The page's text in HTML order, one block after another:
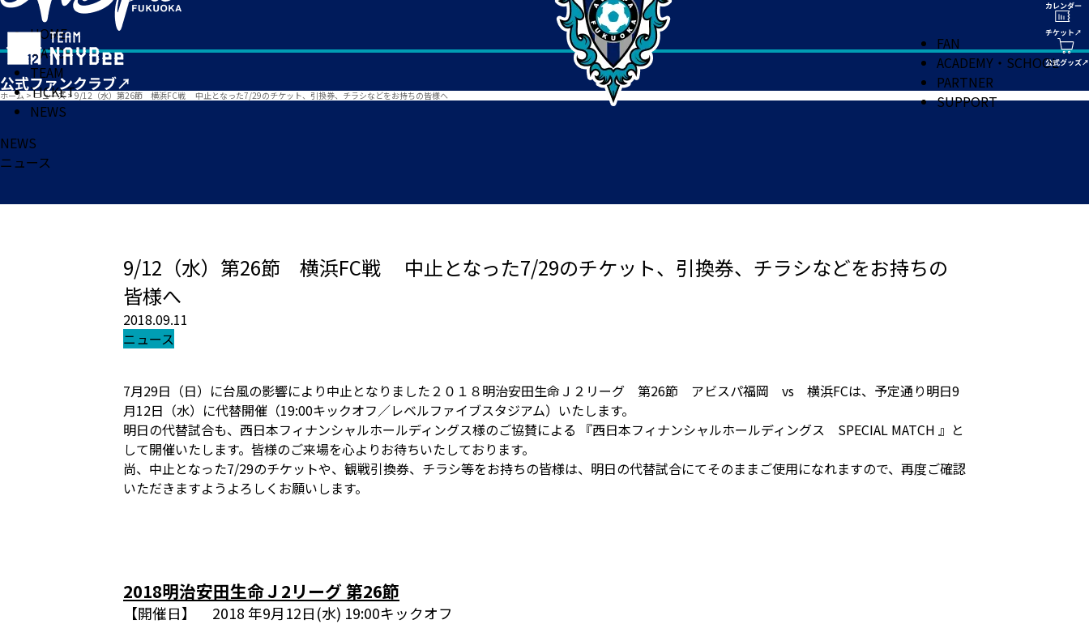
HOME
MATCH
TEAM
TICKET
NEWS
FAN
ACADEMY・SCHOOL
PARTNER
SUPPORT
ホーム > ニュース> 9/12（水）第26節 横浜FC戦 中止となった7/29のチケット、引換券、チラシなどをお持ちの皆様へ
NEWS
ニュース
9/12（水）第26節 横浜FC戦 中止となった7/29のチケット、引換券、チラシなどをお持ちの
皆様へ
2018.09.11
ニュース
7月29日（日）に台風の影響により中止となりました２０１８明治安田生命Ｊ２リーグ 第26節 アビスパ福岡 vs 横浜FCは、予定通り明日9
月12日（水）に代替開催（19:00キックオフ／レベルファイブスタジアム）いたします。
明日の代替試合も、西日本フィナンシャルホールディングス様のご協賛による 『西日本フィナンシャルホールディングス SPECIAL MATCH 』と
して開催いたします。皆様のご来場を心よりお待ちいたしております。
尚、中止となった7/29のチケットや、観戦引換券、チラシ等をお持ちの皆様は、明日の代替試合にてそのままご使用になれますので、再度ご確認
いただきますようよろしくお願いします。
2018明治安田生命Ｊ2リーグ 第26節
【開催日】
2018 年9月12日(水) 19:00キックオフ